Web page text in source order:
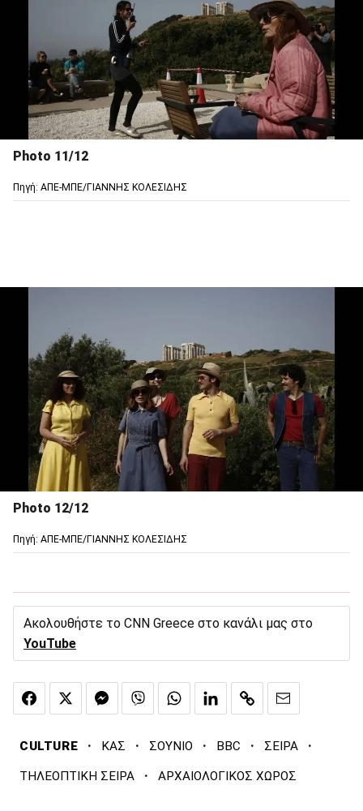
Photo 11/12
Πηγή: ΑΠΕ-ΜΠΕ/ΓΙΑΝΝΗΣ ΚΟΛΕΣΙΔΗΣ
Photo 12/12
Πηγή: ΑΠΕ-ΜΠΕ/ΓΙΑΝΝΗΣ ΚΟΛΕΣΙΔΗΣ
Ακολουθήστε το CNN Greece στο κανάλι μας στο
YouTube
CULTURE · ΚΑΣ · ΣΟΥΝΙΟ · BBC · ΣΕΙΡΑ ·
ΤΗΛΕΟΠΤΙΚΗ ΣΕΙΡΑ · ΑΡΧΑΙΟΛΟΓΙΚΟΣ ΧΩΡΟΣ